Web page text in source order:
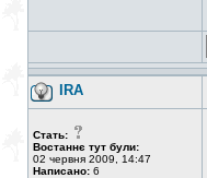
IRA
Стать:
Востаннє тут були:
02 червня 2009, 14:47
Написано: 6